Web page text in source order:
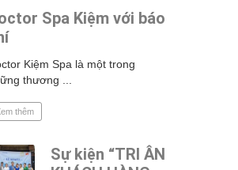
Spa Kiệm với báo
Kiệm Spa là một trong
thương ...
thêm
Sự kiện “TRI ÂN